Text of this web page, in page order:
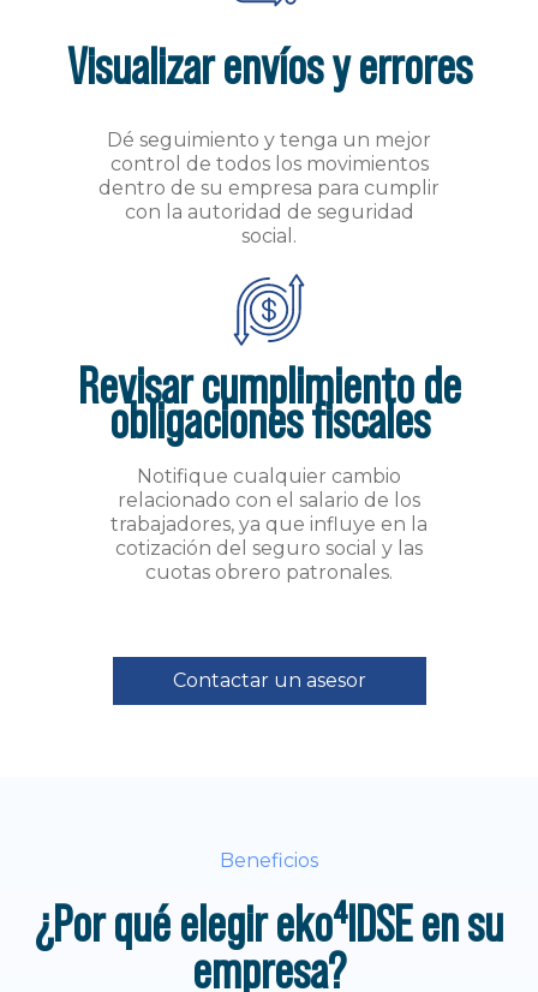
Visualizar envíos y errores
Dé seguimiento y tenga un mejor
control de todos los movimientos
dentro de su empresa para cumplir
con la autoridad de seguridad
social.
Revisar cumplimiento de
obligaciones fiscales
Notifique cualquier cambio
relacionado con el salario de los
trabajadores, ya que influye en la
cotización del seguro social y las
cuotas obrero patronales.
Contactar un asesor
Beneficios
¿Por qué elegir eko⁴IDSE en su
empresa?